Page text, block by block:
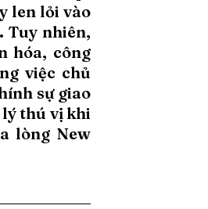
len lỏi vào
Tuy nhiên,
hóa, công
việc chủ
sự giao
thú vị khi
lòng New